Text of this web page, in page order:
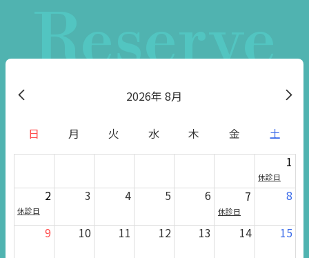
Reserve
2026 8月
日 月 火 水 木 金
土
1
休診日
2
休診日
3 4 5 6 7
休診日
8
9 10 11 12 13 14 15